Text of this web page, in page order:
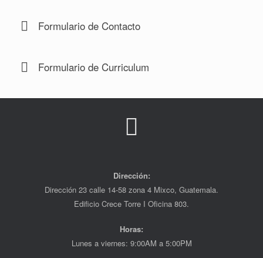
Formulario de Contacto
Formulario de Curriculum
Dirección:
Dirección 23 calle 14-58 zona 4 Mixco, Guatemala.
Edificio Crece Torre I Oficina 803.
Horas:
Lunes a viernes: 9:00AM a 5:00PM